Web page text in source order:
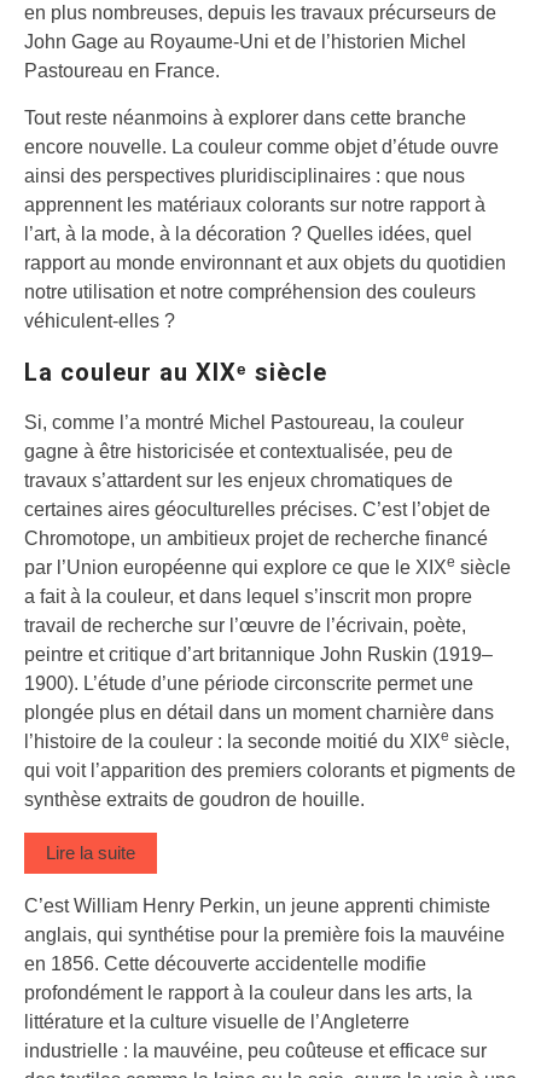
en plus nombreuses, depuis les travaux précurseurs de
John Gage au Royaume-Uni et de l’historien Michel
Pastoureau en France.
Tout reste néanmoins à explorer dans cette branche
encore nouvelle. La couleur comme objet d’étude ouvre
ainsi des perspectives pluridisciplinaires : que nous
apprennent les matériaux colorants sur notre rapport à
l’art, à la mode, à la décoration ? Quelles idées, quel
rapport au monde environnant et aux objets du quotidien
notre utilisation et notre compréhension des couleurs
véhiculent-elles ?
La couleur au XIXᵉ siècle
Si, comme l’a montré Michel Pastoureau, la couleur
gagne à être historicisée et contextualisée, peu de
travaux s’attardent sur les enjeux chromatiques de
certaines aires géoculturelles précises. C’est l’objet de
Chromotope, un ambitieux projet de recherche financé
par l’Union européenne qui explore ce que le XIXe siècle
a fait à la couleur, et dans lequel s’inscrit mon propre
travail de recherche sur l’œuvre de l’écrivain, poète,
peintre et critique d’art britannique John Ruskin (1919–
1900). L’étude d’une période circonscrite permet une
plongée plus en détail dans un moment charnière dans
l’histoire de la couleur : la seconde moitié du XIXe siècle,
qui voit l’apparition des premiers colorants et pigments de
synthèse extraits de goudron de houille.
Lire la suite
C’est William Henry Perkin, un jeune apprenti chimiste
anglais, qui synthétise pour la première fois la mauvéine
en 1856. Cette découverte accidentelle modifie
profondément le rapport à la couleur dans les arts, la
littérature et la culture visuelle de l’Angleterre
industrielle : la mauvéine, peu coûteuse et efficace sur